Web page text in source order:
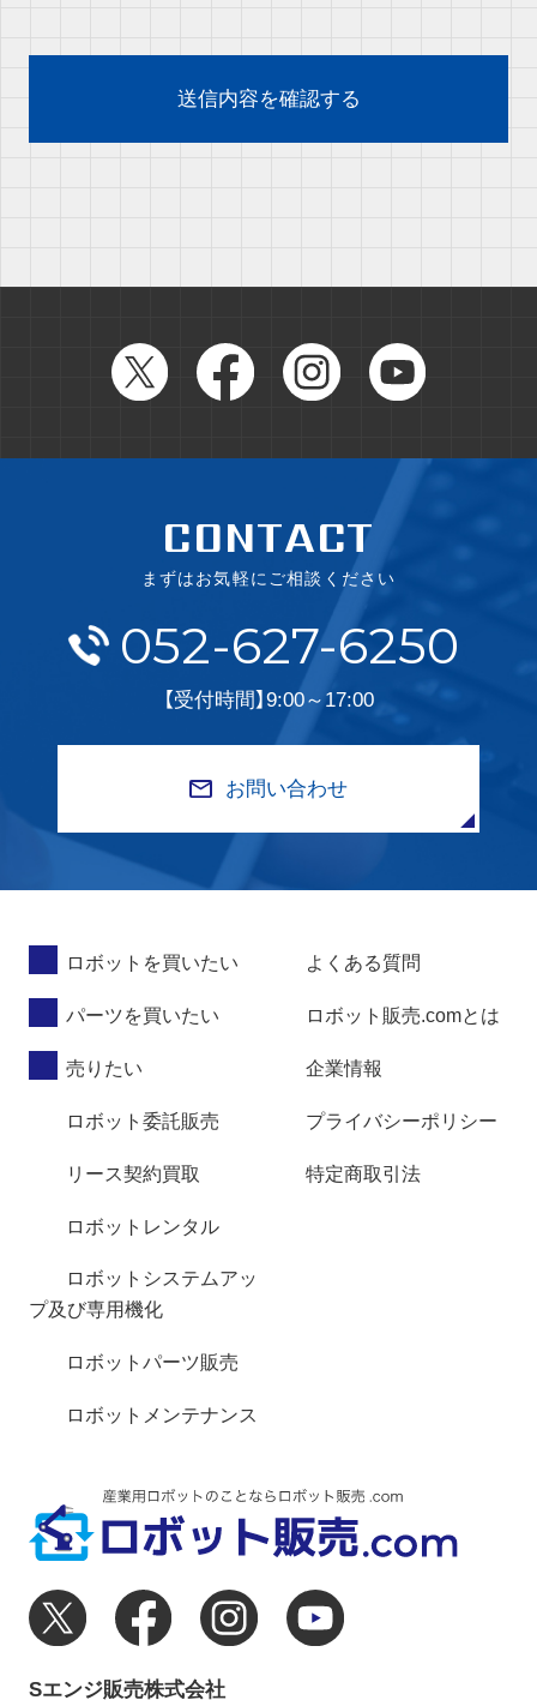
送信内容を確認する
CONTACT
まずはお気軽にご相談ください
052-627-6250
【受付時間】9:00～17:00
お問い合わせ
ロボットを買いたい
パーツを買いたい
売りたい
ロボット委託販売
リース契約買取
ロボットレンタル
ロボットシステムアッ
プ及び専用機化
ロボットパーツ販売
ロボットメンテナンス
よくある質問
ロボット販売.comとは
企業情報
プライバシーポリシー
特定商取引法
Sエンジ販売株式会社